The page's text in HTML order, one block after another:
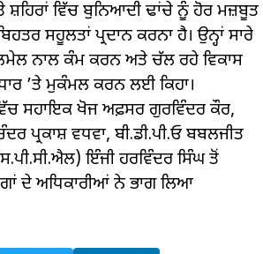
ਸ਼ਹਿਰਾਂ ਵਿੱਚ ਬੁਨਿਆਦੀ ਢਾਂਚੇ ਨੂੰ ਹੋਰ ਮਜ਼ਬੂਤ
ਸਹੂਲਤਾਂ ਪ੍ਰਦਾਨ ਕਰਨਾ ਹੈ। ਉਨ੍ਹਾਂ ਸਾਰੇ
ਨਾਲ ਕੰਮ ਕਰਨ ਅਤੇ ਚੱਲ ਰਹੇ ਵਿਕਾਸ
’ਤੇ ਮੁਕੰਮਲ ਕਰਨ ਲਈ ਕਿਹਾ।
ਖੋਜ ਅਫ਼ਸਰ ਗੁਰਵਿੰਦਰ ਕੌਰ,
ਪ੍ਰਕਾਸ਼ ਵਧਵਾ, ਬੀ.ਡੀ.ਪੀ.ਓ ਬਬਲਜੀਤ
ਇੰਜੀ ਹਰਵਿੰਦਰ ਸਿੰਘ ਤੋਂ
ਦੇ ਅਧਿਕਾਰੀਆਂ ਨੇ ਭਾਗ ਲਿਆ